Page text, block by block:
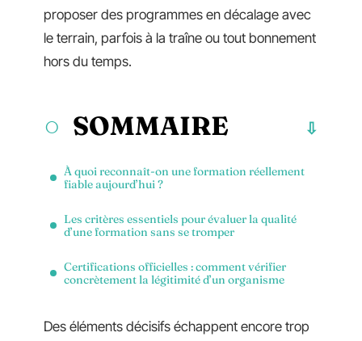
proposer des programmes en décalage avec
le terrain, parfois à la traîne ou tout bonnement
hors du temps.
SOMMAIRE
À quoi reconnaît-on une formation réellement
fiable aujourd’hui ?
Les critères essentiels pour évaluer la qualité
d’une formation sans se tromper
Certifications officielles : comment vérifier
concrètement la légitimité d’un organisme
Des éléments décisifs échappent encore trop